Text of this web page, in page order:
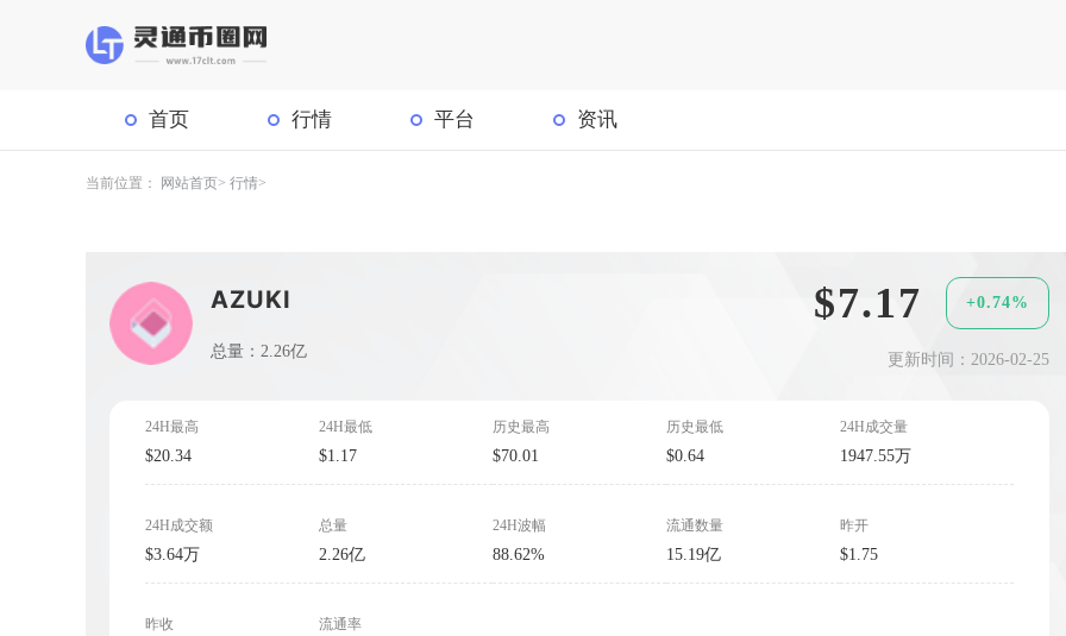
首页 行情 平台 资讯
当前位置： 网站首页 行情
AZUKI
总量：2.26亿
$7.17 +0.74%
更新时间：2026-02-25
24H最高
$20.34
24H最低
$1.17
历史最高
$70.01
历史最低
$0.64
24H成交量
1947.55万
24H成交额
$3.64万
总量
2.26亿
24H波幅
88.62%
流通数量
15.19亿
昨开
$1.75
昨收 流通率